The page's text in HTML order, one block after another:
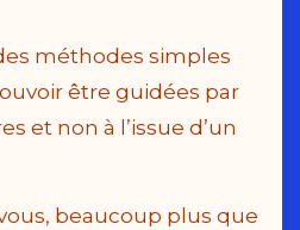
méthodes simples
être guidées par
et non à l’issue d’un
beaucoup plus que